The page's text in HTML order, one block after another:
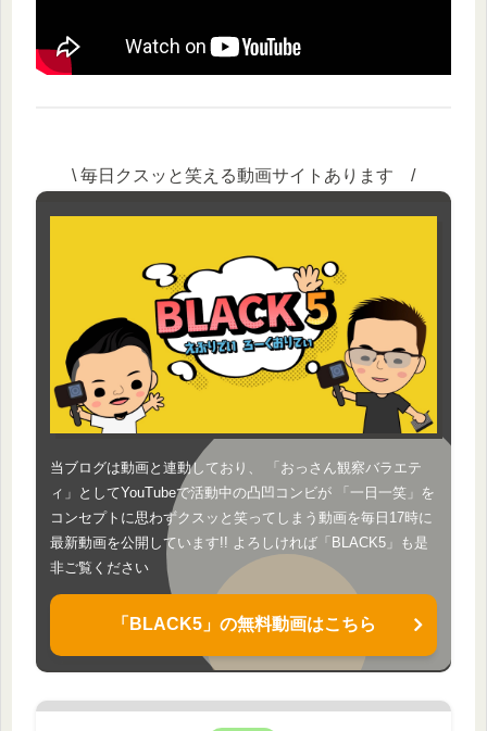
\ 毎日クスッと笑える動画サイトあります /
当ブログは動画と連動しており、 「おっさん観察バラエテ
ィ」としてYouTubeで活動中の凸凹コンビが 「一日一笑」を
コンセプトに思わずクスッと笑ってしまう動画を毎日17時に
最新動画を公開しています!! よろしければ「BLACK5」も是
非ご覧ください
「BLACK5」の無料動画はこちら